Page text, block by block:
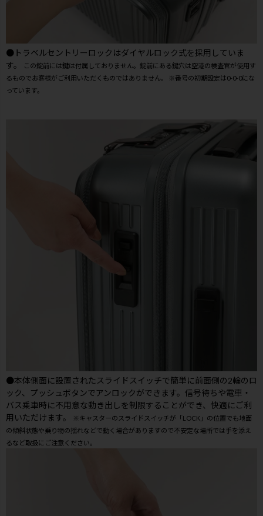
●トラベルセントリーロックはダイヤルロック式を採用していま
す。
この錠前には鍵は付属しておりません。錠前にある鍵穴は空港の検査官が使用す
るものでお客様がご利用いただくものではありません。 ※番号の初期設定は0-0-0にな
っています。
●本体側面に設置されたスライドスイッチで簡単に前面側の2輪のロ
ック、プッシュボタンでアンロックができます。信号待ちや電車・
バス乗車時に不用意な動き出しを制限することができ、快適にご利
用いただけます。
※キャスターのスライドスイッチが「LOCK」の位置でも地面
の傾斜状態や乗り物の揺れなどで動く場合がありますので不安定な場所では手を添え
るなど取扱にご注意ください。